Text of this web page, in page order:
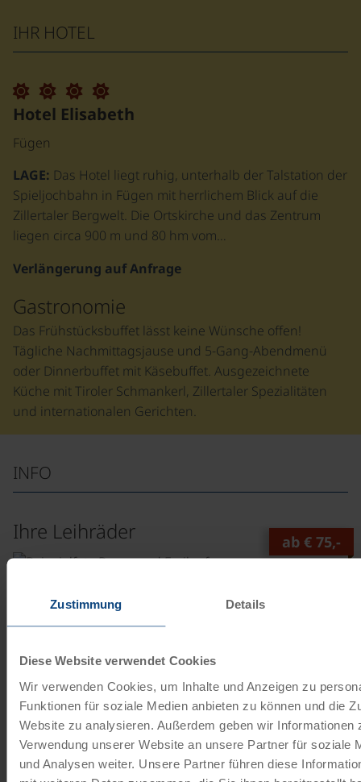
Zustimmung Details
Diese Website verwendet Cookies
Wir verwenden Cookies, um Inhalte und Anzeigen zu
Funktionen für soziale Medien anbieten zu können und die
Website zu analysieren. Außerdem geben wir Informationen
Verwendung unserer Website an unsere Partner für soziale
und Analysen weiter. Unsere Partner führen diese
IHR HOTEL
Hotel Elisabeth
Fügen
LAGE: Das Hotel liegt ruhig, unterhalb der Talstation der
Spieljochbahn in Fügen mit herrlichem Blick auf die
Zillertaler Bergwelt. Die Ortskirche und das Zentrum
liegen circa 900 m und 80 hm vom…
Verlängerung auf Anfrage
Gastronomie
Das Frühstücksbuffet lässt keine Wünsche offen!
Tägliche Nachmittagsjause und 5-Gang-Abendmenü
oder Dinnerbuffet mit Käsebuffet. Ausgezeichnete
Küche mit Tiroler Schmankerl, Zillertaler Spezialitäten
und internationalen Gerichten.
INFO
Ihre Leihräder
©
ab € 75,-
21 Gänge | 28"
Marken Schauff oder Kalkhoff. Die Firma Schauff stellt
seit 1945…
Mehr lesen
©
ab€ 75,-